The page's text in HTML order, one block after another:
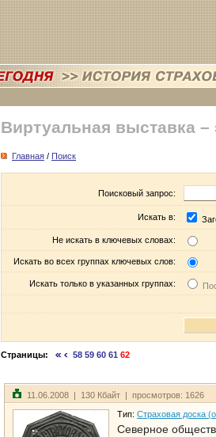
Виртуальная выставка –
Главная / Поиск
Поисковый запрос:
Искать в:
Не искать в ключевых словах:
Искать во всех группах ключевых слов:
Искать только в указанных группах:
Страницы: 58 59 60 61 62
11.06.2008 | 130 Кбайт | просмотров: 1626
Тип: Страховая доска
Северное